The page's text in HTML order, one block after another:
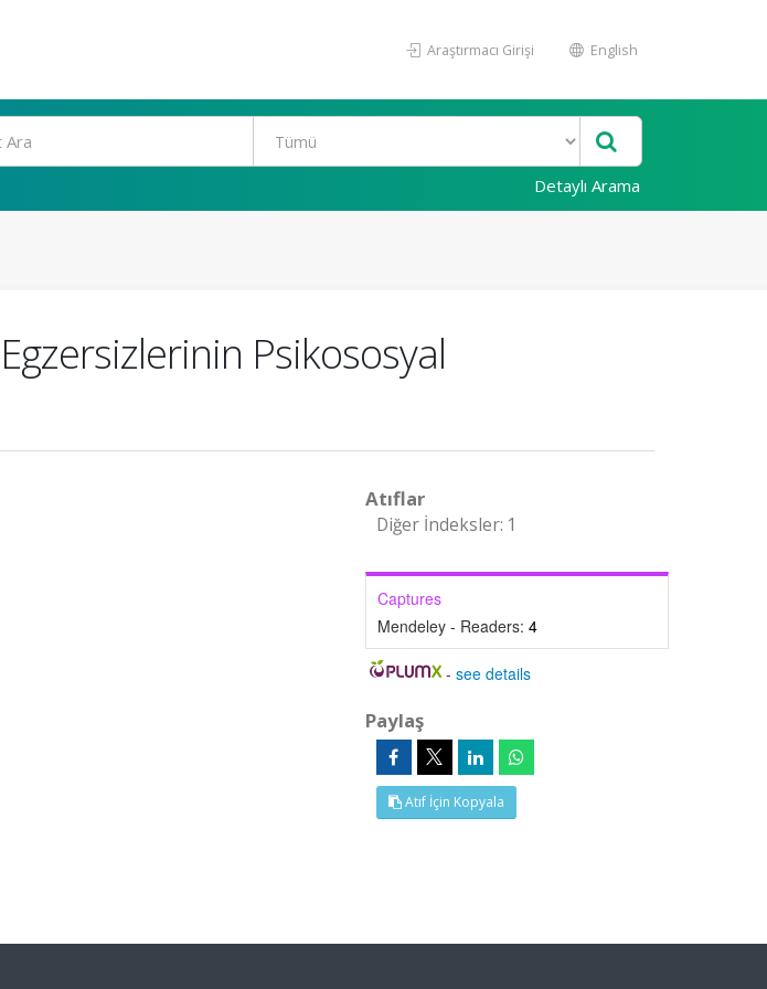
Araştırmacı Girişi English
Detaylı Arama
Psikososyal
Atıflar
Diğer İndeksler: 1
Captures
Mendeley - Readers: 4
-see details
Paylaş
Atıf İçin Kopyala